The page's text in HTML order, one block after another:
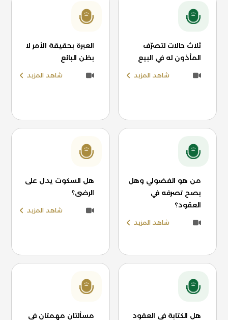
ثلاث حالات لتصرّف
المأذون له في البيع
شاهد المزيد
العبرة بحقيقة الأمر لا
بظن البائع
شاهد المزيد
من هو الفضولي وهل
يصح تصرفه في
العقود؟
شاهد المزيد
هل السكوت يدل على
الرضى؟
شاهد المزيد
هل الكتابة في العقود
مسألتان مهمتان في